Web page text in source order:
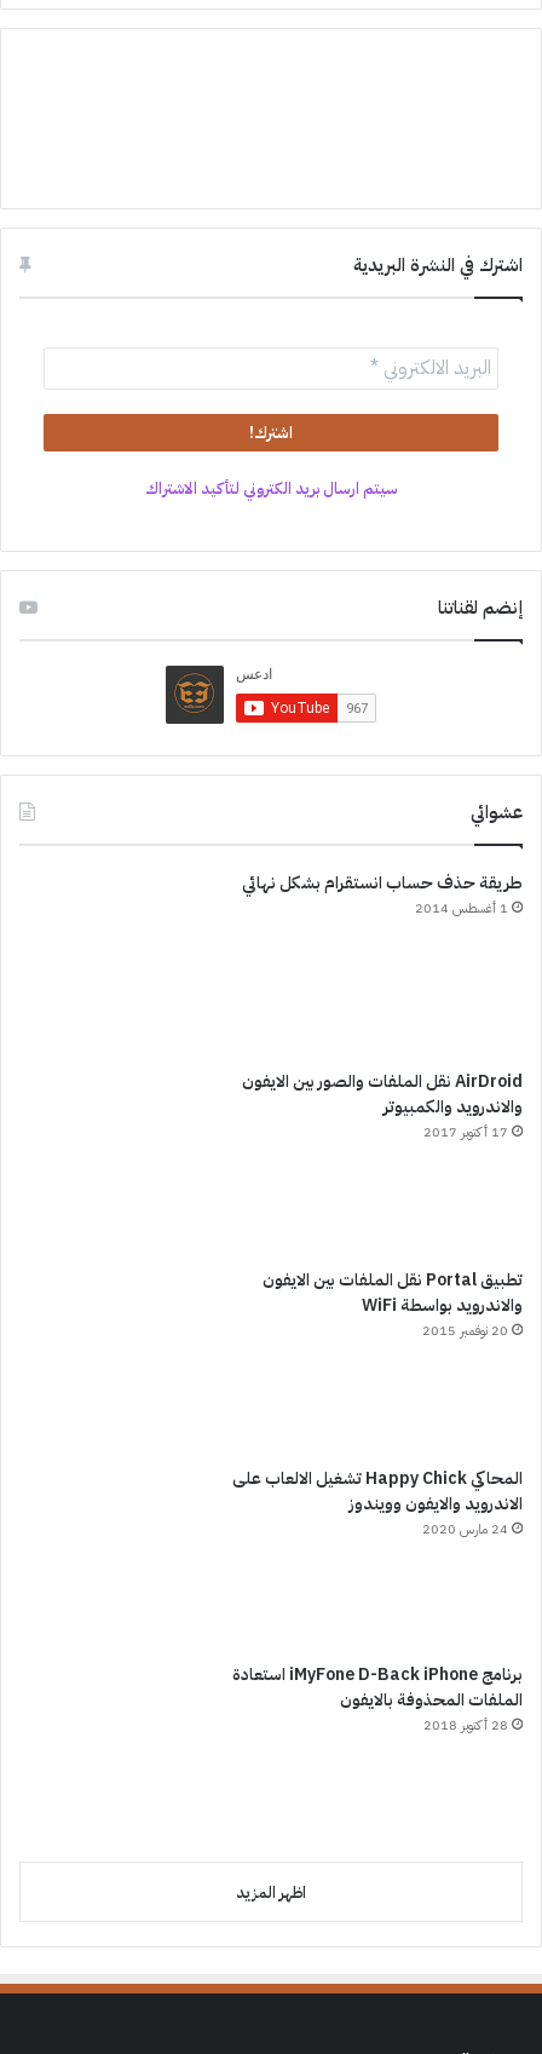
اشترك في النشرة البريدية
سيتم ارسال بريد الكتروني لتأكيد الاشتراك
إنضم لقناتنا
عشوائي
طريقة حذف حساب انستقرام بشكل نهائي
1 أغسطس 2014
AirDroid نقل الملفات والصور بين الايفون
والاندرويد والكمبيوتر
17 أكتوبر 2017
تطبيق Portal نقل الملفات بين الايفون
والاندرويد بواسطة WiFi
20 نوفمبر 2015
المحاكي Happy Chick تشغيل الالعاب على
الاندرويد والايفون وويندوز
24 مارس 2020
برنامج iMyFone D-Back iPhone استعادة
الملفات المحذوفة بالايفون
28 أكتوبر 2018
اظهر المزيد